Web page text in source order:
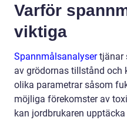
Varför
viktiga
Spannmålsanalysertjänar
av grödornas tillstånd och
olika parametrar såsom
möjliga förekomster av
kan jordbrukaren